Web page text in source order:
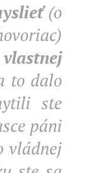
(o
to dalo
ste
páni
vládnej